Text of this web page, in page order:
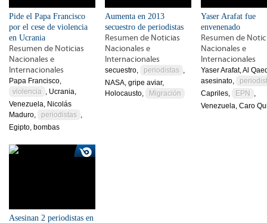
Pide el Papa Francisco
por el cese de violencia
en Ucrania
Resumen de Noticias
Nacionales e
Internacionales
Papa Francisco,
violencia , Ucrania,
Venezuela, Nicolás
Maduro,
periodistas ,
Egipto, bombas
Aumenta en 2013
secuestro de periodistas
Resumen de Noticias
Nacionales e
Internacionales
secuestro, periodistas ,
NASA, gripe aviar,
Holocausto,
Migración
Yaser Arafat fue
envenenado
Resumen de
Nacionales e
Internacionales
Yaser Arafat, Al
asesinato,
Capriles,
EPN
,
Venezuela, Caro
Asesinan 2 periodistas en